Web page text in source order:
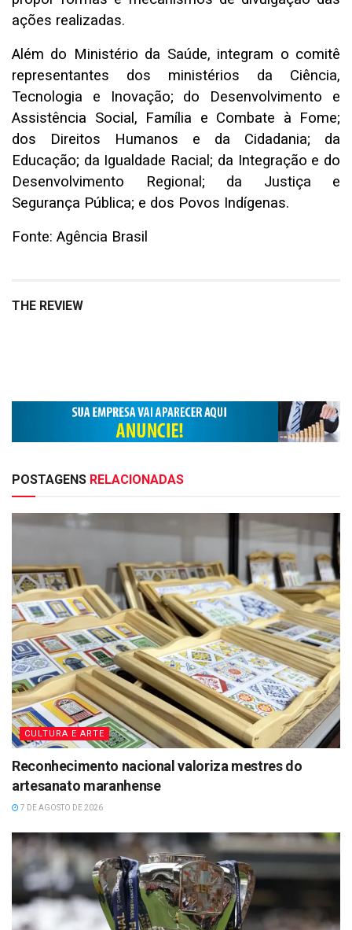
ações realizadas.
Além do Ministério da Saúde, integram o comitê
representantes dos ministérios da Ciência,
Tecnologia e Inovação; do Desenvolvimento e
Assistência Social, Família e Combate à Fome;
dos Direitos Humanos e da Cidadania; da
Educação; da Igualdade Racial; da Integração e do
Desenvolvimento Regional; da Justiça e
Segurança Pública; e dos Povos Indígenas.
Fonte: Agência Brasil
THE REVIEW
POSTAGENS RELACIONADAS
CULTURA E ARTE
Reconhecimento nacional valoriza mestres do
artesanato maranhense
7 DE AGOSTO DE 2026